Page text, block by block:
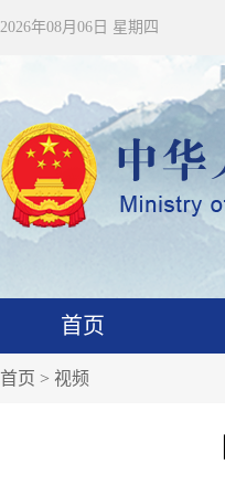
2026年08月06日 星期四
首页
首页 > 视频